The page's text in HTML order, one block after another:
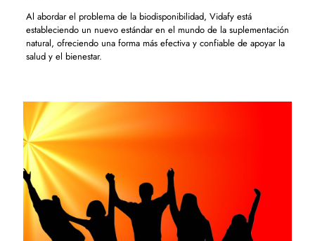
Al abordar el problema de la biodisponibilidad, Vidafy está
estableciendo un nuevo estándar en el mundo de la suplementación
natural, ofreciendo una forma más efectiva y confiable de apoyar la
salud y el bienestar.